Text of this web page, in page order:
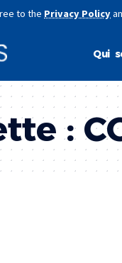
to the Privacy Policy
Qui
: